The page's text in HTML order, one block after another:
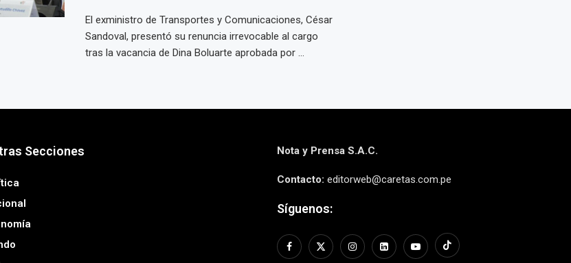
El exministro de Transportes y Comunicaciones, César
Sandoval, presentó su renuncia irrevocable al cargo
tras la vacancia de Dina Boluarte aprobada por ...
Secciones Nota y Prensa S.A.C.
Contacto: editorweb@caretas.com.pe
Síguenos: